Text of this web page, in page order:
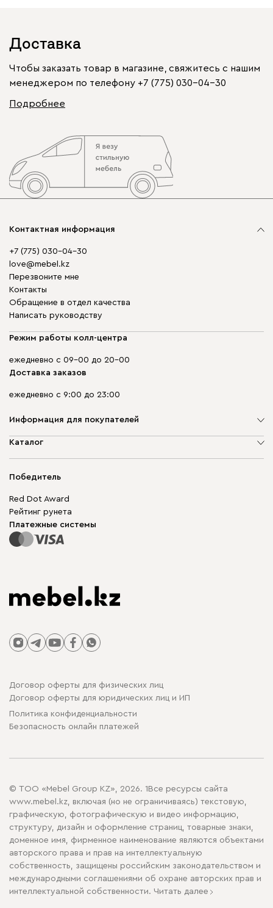
Доставка
Чтобы заказать товар в магазине, свяжитесь с нашим
менеджером по телефону +7 (775) 030-04-30
Подробнее
Контактная информация
+7 (775) 030-04-30
love@mebel.kz
Перезвоните мне
Контакты
Обращение в отдел качества
Написать руководству
Режим работы колл-центра
ежедневно с 09-00 до 20-00
Доставка заказов
ежедневно с 9:00 до 23:00
Информация для покупателей
О компании
Гарантия
Для бизнеса
Карта сайта
Каталог
Корпусная мебель
Модульная мебель
Столы и стулья
Победитель
Red Dot Award
Рейтинг рунета
Платежные системы
Договор оферты для физических лиц
Договор оферты для юридических лиц и ИП
Политика конфиденциальности
Безопасность онлайн платежей
© ТОО «Mebel Group KZ», 2026. 1Все ресурсы сайта
www.mebel.kz, включая (но не ограничиваясь) текстовую,
графическую, фотографическую и видео информацию,
структуру, дизайн и оформление страниц, товарные знаки,
доменное имя, фирменное наименование являются объектами
авторского права и прав на интеллектуальную
собственность, защищены российским законодательством и
международными соглашениями об охране авторских прав и
интеллектуальной собственности. Читать далее